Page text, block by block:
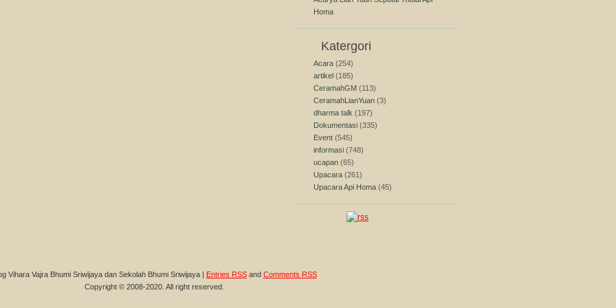
Homa
Katergori
Acara (254)
artikel (185)
CeramahGM (113)
CeramahLianYuan (3)
dharma talk (197)
Dokumentasi (335)
Event (545)
informasi (748)
ucapan (65)
Upacara (261)
Upacara Api Homa (45)
Vihara Vajra Bhumi Sriwijaya dan Sekolah Bhumi Sriwijaya | Entries RSSand Comments RSS
Copyright © 2008-2020. All right reserved.